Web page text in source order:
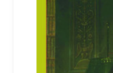
Politique de
Qui sommes-nous ?